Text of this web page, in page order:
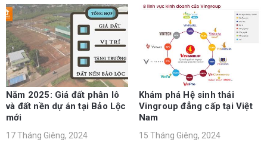
Năm 2025: Giá đất phân lô
và đất nền dự án tại Bảo Lộc
mới
17 Tháng Giêng, 2024
Khám phá Hệ sinh thái
Vingroup đẳng cấp tại Việt
Nam
15 Tháng Giêng, 2024